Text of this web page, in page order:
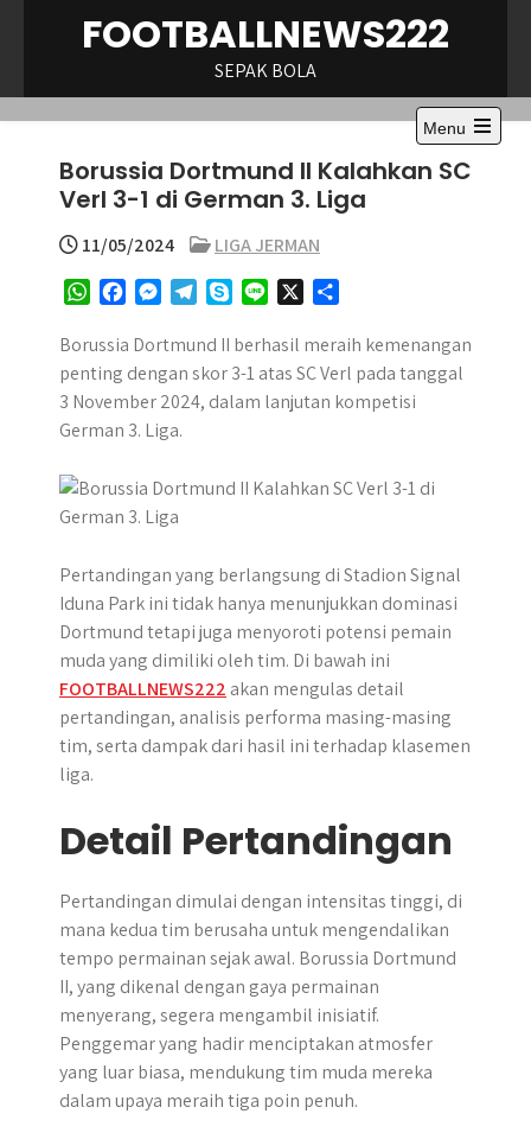
FOOTBALLNEWS222
SEPAK BOLA
Menu
Open
the
main
Borussia Dortmund II Kalahkan SC
Verl 3-1 di German 3. Liga
11/05/2024
LIGA JERMAN
W
a
t
s
A
c
e
b
o
s
s
e
n
g
r
l
e
g
y
p
e
n
e
a
r
e
Borussia Dortmund II berhasil meraih kemenangan
penting dengan skor 3-1 atas SC Verl pada tanggal
3 November 2024, dalam lanjutan kompetisi
German 3. Liga.
Pertandingan yang berlangsung di Stadion Signal
Iduna Park ini tidak hanya menunjukkan dominasi
Dortmund tetapi juga menyoroti potensi pemain
muda yang dimiliki oleh tim. Di bawah ini
FOOTBALLNEWS222 akan mengulas detail
pertandingan, analisis performa masing-masing
tim, serta dampak dari hasil ini terhadap klasemen
liga.
Detail Pertandingan
Pertandingan dimulai dengan intensitas tinggi, di
mana kedua tim berusaha untuk mengendalikan
tempo permainan sejak awal. Borussia Dortmund
II, yang dikenal dengan gaya permainan
menyerang, segera mengambil inisiatif.
Penggemar yang hadir menciptakan atmosfer
yang luar biasa, mendukung tim muda mereka
dalam upaya meraih tiga poin penuh.